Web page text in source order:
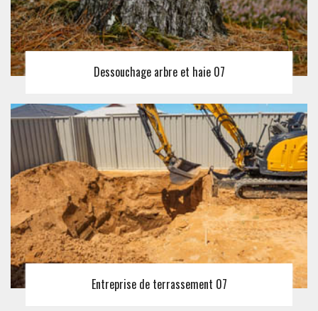
Dessouchage arbre et haie 07
Entreprise de terrassement 07